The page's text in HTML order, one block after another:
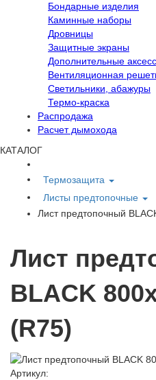
Бондарные изделия
Каминные наборы
Дровницы
Защитные экраны
Дополнительные
Вентиляционная
Светильники, абажуры
Термо-краска
Распродажа
Расчет дымохода
КАТАЛОГ
Термозащита
Листы предтопочные
Лист предтопочный
Лист
BLACK
(R75)
Артикул: